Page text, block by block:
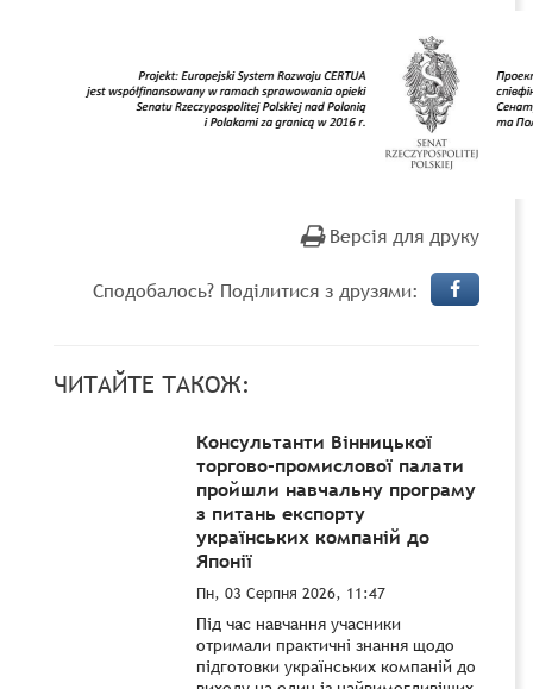
Версія для друку
Сподобалось? Поділитися з друзями:
ЧИТАЙТЕ ТАКОЖ:
Консультанти Вінницької
торгово-промислової палати
пройшли навчальну програму
з питань експорту
українських компаній до
Японії
Пн, 03 Серпня 2026, 11:47
Під час навчання учасники
отримали практичні знання щодо
підготовки українських компаній до